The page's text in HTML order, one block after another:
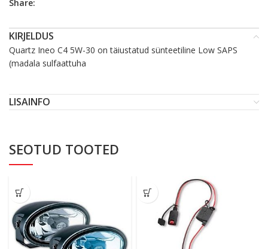
Share:
KIRJELDUS
Quartz Ineo C4 5W-30 on täiustatud sünteetiline Low SAPS
(madala sulfaattuha
LISAINFO
SEOTUD TOOTED